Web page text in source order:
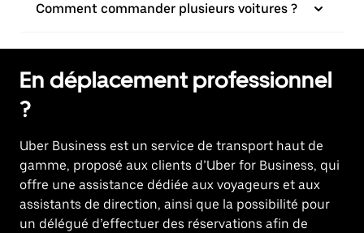
Comment commander plusieurs voitures ?
En déplacement professionnel
?
Uber Business est un service de transport haut de
gamme, proposé aux clients d’Uber for Business, qui
offre une assistance dédiée aux voyageurs et aux
assistants de direction, ainsi que la possibilité pour
un délégué d’effectuer des réservations afin de